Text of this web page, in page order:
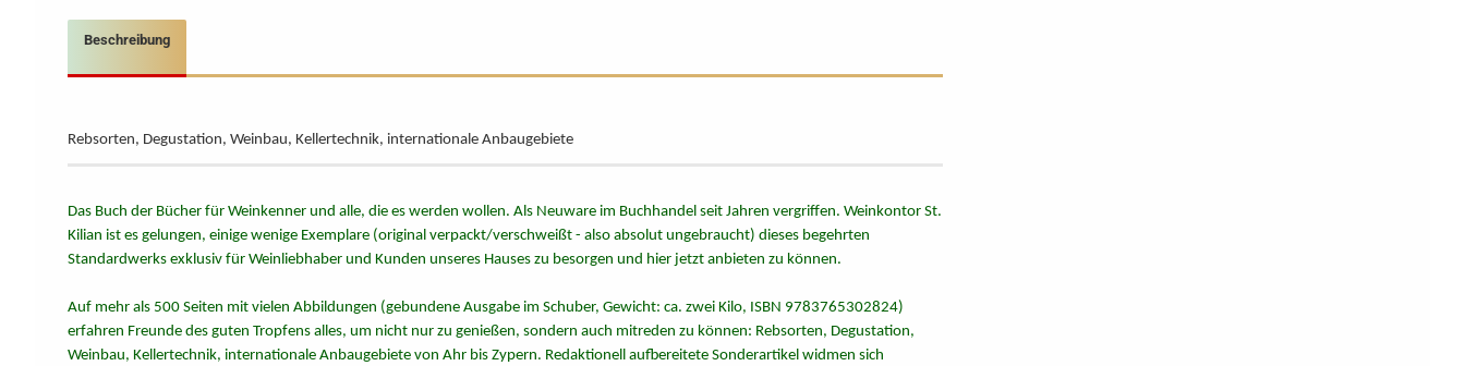
Beschreibung
Rebsorten, Degustation, Weinbau, Kellertechnik, internationale Anbaugebiete
Das Buch der Bücher für Weinkenner und alle, die es werden wollen. Als Neuware im Buchhandel seit Jahren vergriffen. Weinkontor St.
Kilian ist es gelungen, einige wenige Exemplare (original verpackt/verschweißt - also absolut ungebraucht) dieses begehrten
Standardwerks exklusiv für Weinliebhaber und Kunden unseres Hauses zu besorgen und hier jetzt anbieten zu können.
Auf mehr als 500 Seiten mit vielen Abbildungen (gebundene Ausgabe im Schuber, Gewicht: ca. zwei Kilo, ISBN 9783765302824)
erfahren Freunde des guten Tropfens alles, um nicht nur zu genießen, sondern auch mitreden zu können: Rebsorten, Degustation,
Weinbau, Kellertechnik, internationale Anbaugebiete von Ahr bis Zypern. Redaktionell aufbereitete Sonderartikel widmen sich